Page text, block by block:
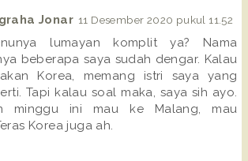
Jonar 11 Desember 2020 pukul 11.52
lumayan komplit ya? Nama
beberapa saya sudah dengar. Kalau
Korea, memang istri saya yang
Tapi kalau soal maka, saya sih ayo.
minggu ini mau ke Malang, mau
Korea juga ah.